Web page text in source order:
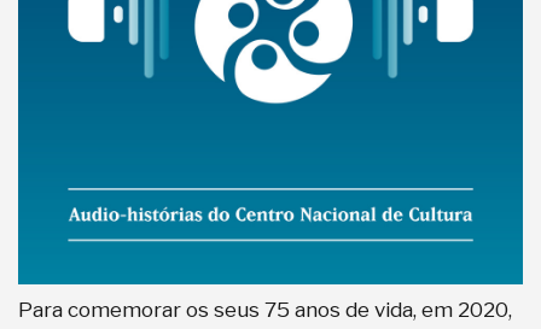
Para comemorar os seus 75 anos de vida, em 2020,